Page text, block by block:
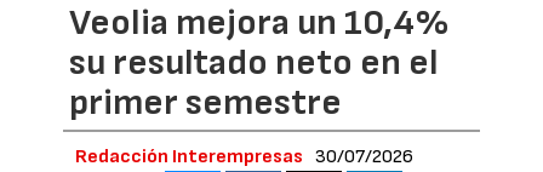
Veolia mejora un 10,4%
su resultado neto en el
primer semestre
Redacción Interempresas 30/07/2026